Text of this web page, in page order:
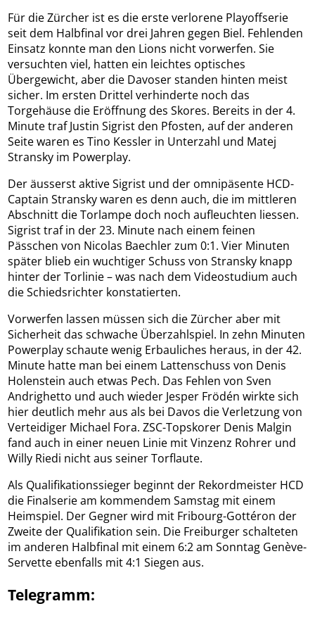
Für die Zürcher ist es die erste verlorene Playoffserie
seit dem Halbfinal vor drei Jahren gegen Biel. Fehlenden
Einsatz konnte man den Lions nicht vorwerfen. Sie
versuchten viel, hatten ein leichtes optisches
Übergewicht, aber die Davoser standen hinten meist
sicher. Im ersten Drittel verhinderte noch das
Torgehäuse die Eröffnung des Skores. Bereits in der 4.
Minute traf Justin Sigrist den Pfosten, auf der anderen
Seite waren es Tino Kessler in Unterzahl und Matej
Stransky im Powerplay.
Der äusserst aktive Sigrist und der omnipäsente HCD-
Captain Stransky waren es denn auch, die im mittleren
Abschnitt die Torlampe doch noch aufleuchten liessen.
Sigrist traf in der 23. Minute nach einem feinen
Pässchen von Nicolas Baechler zum 0:1. Vier Minuten
später blieb ein wuchtiger Schuss von Stransky knapp
hinter der Torlinie – was nach dem Videostudium auch
die Schiedsrichter konstatierten.
Vorwerfen lassen müssen sich die Zürcher aber mit
Sicherheit das schwache Überzahlspiel. In zehn Minuten
Powerplay schaute wenig Erbauliches heraus, in der 42.
Minute hatte man bei einem Lattenschuss von Denis
Holenstein auch etwas Pech. Das Fehlen von Sven
Andrighetto und auch wieder Jesper Frödén wirkte sich
hier deutlich mehr aus als bei Davos die Verletzung von
Verteidiger Michael Fora. ZSC-Topskorer Denis Malgin
fand auch in einer neuen Linie mit Vinzenz Rohrer und
Willy Riedi nicht aus seiner Torflaute.
Als Qualifikationssieger beginnt der Rekordmeister HCD
die Finalserie am kommendem Samstag mit einem
Heimspiel. Der Gegner wird mit Fribourg-Gottéron der
Zweite der Qualifikation sein. Die Freiburger schalteten
im anderen Halbfinal mit einem 6:2 am Sonntag Genève-
Servette ebenfalls mit 4:1 Siegen aus.
Telegramm: